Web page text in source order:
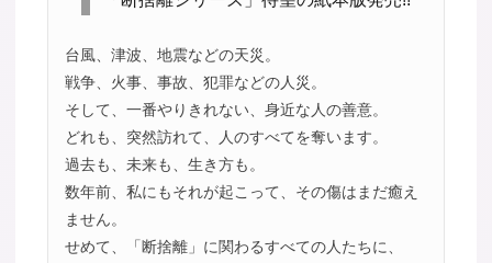
台風、津波、地震などの天災。
戦争、火事、事故、犯罪などの人災。
そして、一番やりきれない、身近な人の善意。
どれも、突然訪れて、人のすべてを奪います。
過去も、未来も、生き方も。
数年前、私にもそれが起こって、その傷はまだ癒え
ません。
せめて、「断捨離」に関わるすべての人たちに、